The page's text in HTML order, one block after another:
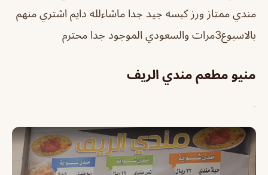
مندي ممتاز ورز كبسه جيد جدا ماشاءلله دايم اشتري منهم
بالاسبوع3مرات والسعودي الموجود جدا محترم
منيو مطعم مندي الريف